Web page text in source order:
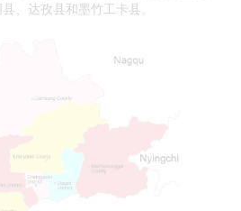
、达孜县和墨竹工卡县。